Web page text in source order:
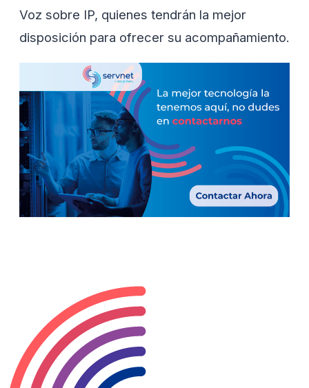
Voz sobre IP, quienes tendrán la mejor
disposición para ofrecer su acompañamiento.